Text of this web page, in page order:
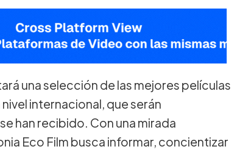
una selección de las mejores películas
internacional, que serán
han recibido. Con una mirada
Eco Film busca informar, concientizar